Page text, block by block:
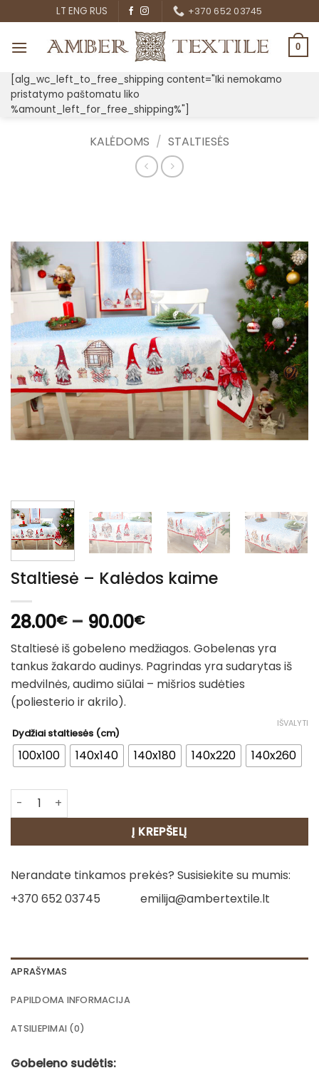
to
content
LT ENG RUS +370 652 03745
0
[alg_wc_left_to_free_shipping content="Iki nemokamo
pristatymo paštomatu liko
%amount_left_for_free_shipping%"]
KALĖDOMS / STALTIESĖS
Staltiesė – Kalėdos kaime
28.00€ – 90.00€Price
range:
28.00€
through
90.00€
Staltiesė iš gobeleno medžiagos. Gobelenas yra
tankus žakardo audinys. Pagrindas yra sudarytas iš
medvilnės, audimo siūlai – mišrios sudėties
(poliesterio ir akrilo).
Dydžiai staltiesės (cm)
100x100 140x140 140x180 140x220 140x260
IŠVALYTI
produkto kiekis: Staltiesė - Kalėdos kaime
Į KREPŠELĮ
Nerandate tinkamos prekės? Susisiekite su mumis:
+370 652 03745
emilija@ambertextile.lt
APRAŠYMAS
PAPILDOMA INFORMACIJA
ATSILIEPIMAI (0)
Gobeleno sudėtis: